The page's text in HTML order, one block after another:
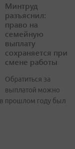
Минтруд
разъяснил:
право на
семейную
выплату
сохраняется при
смене работы
Обратиться за
выплатой можно
прошлом году был